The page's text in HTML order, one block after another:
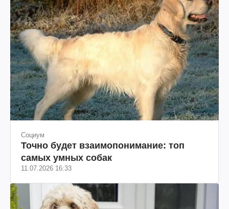
Социум
Точно будет взаимопонимание: топ
самых умных собак
11.07.2026 16:33